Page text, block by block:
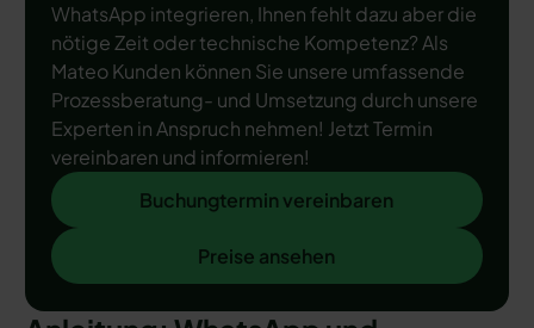
WhatsApp integrieren, Ihnen fehlt dazu aber die
nötige Zeit oder technische Kompetenz? Als
Mateo Kunden können Sie unsere umfassende
Prozessberatung- und Umsetzung durch unsere
Experten in Anspruch nehmen! Jetzt Termin
vereinbaren und informieren!
Buchungtermin vereinbaren
Buchungtermin vereinbaren
Preise ansehen
Preise ansehen